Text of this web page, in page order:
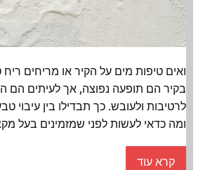
ואים טיפות מים על הקיר או מריחים
בקיר הם תופעה נפוצה, אך לעיתים הם
לרטיבות ולעובש. כך תבדילו בין עיבוי
ומה כדאי לעשות לפני שמזמינים בעל
קרא עוד